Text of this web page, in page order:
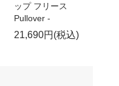
ップ フリース
Pullover -
21,690円(税込)